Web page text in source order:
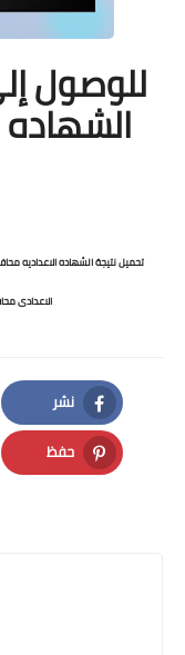
للوصول
تحميل نتيجة الشهاده الاعداديه
الاعدادى
نشر
Facebook
حفظ
Pinterest